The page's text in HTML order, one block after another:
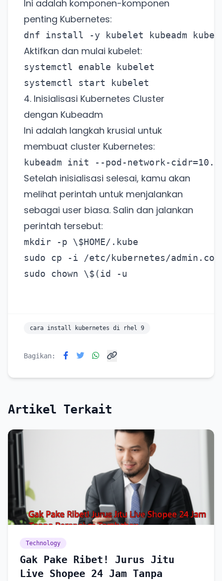
Ini adalah komponen-komponen
penting Kubernetes:
dnf install -y kubelet kubeadm
Aktifkan dan mulai kubelet:
systemctl enable kubelet
systemctl start kubelet
4. Inisialisasi Kubernetes Cluster
dengan Kubeadm
Ini adalah langkah krusial untuk
membuat cluster Kubernetes:
kubeadm init --pod-network-
Setelah inisialisasi selesai, kamu akan
melihat perintah untuk menjalankan
sebagai user biasa. Salin dan jalankan
perintah tersebut:
mkdir -p \$HOME/.kube
sudo cp -i /etc/kubernetes/
sudo chown \$(id -u
cara install kubernetes di rhel 9
Bagikan:
Artikel Terkait
Technology
Gak Pake Ribet! Jurus Jitu
Live Shopee 24 Jam Tanpa
Punya website SMM baru nih! Coba
BulkFame untuk pengalaman lebih
baik.
Tanpa daftar ulang, gratis dicoba. Kamu tetap
bisa pakai Zona Sosmed kapan saja.
Lain kali saja